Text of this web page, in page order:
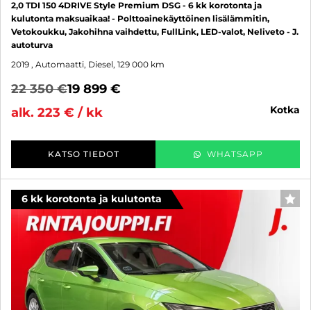
2,0 TDI 150 4DRIVE Style Premium DSG - 6 kk korotonta ja
kulutonta maksuaikaa! - Polttoainekäyttöinen lisälämmitin,
Vetokoukku, Jakohihna vaihdettu, FullLink, LED-valot, Neliveto - J.
autoturva
2019 , Automaatti, Diesel, 129 000 km
22 350 €19 899 €
alk. 223 € / kk
kotka
KATSO TIEDOT WHATSAPP
6 kk korotonta ja kulutonta